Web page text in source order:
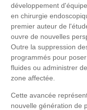
développement
en chirurgie
premier auteur de
ouvre de nouvelles
Outre la suppression
programmés pour
fluides ou administrer
zone affectée.
Cette avancée
nouvelle génération de